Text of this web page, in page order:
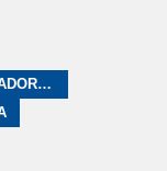
CTA DE LOS TRABAJADORES